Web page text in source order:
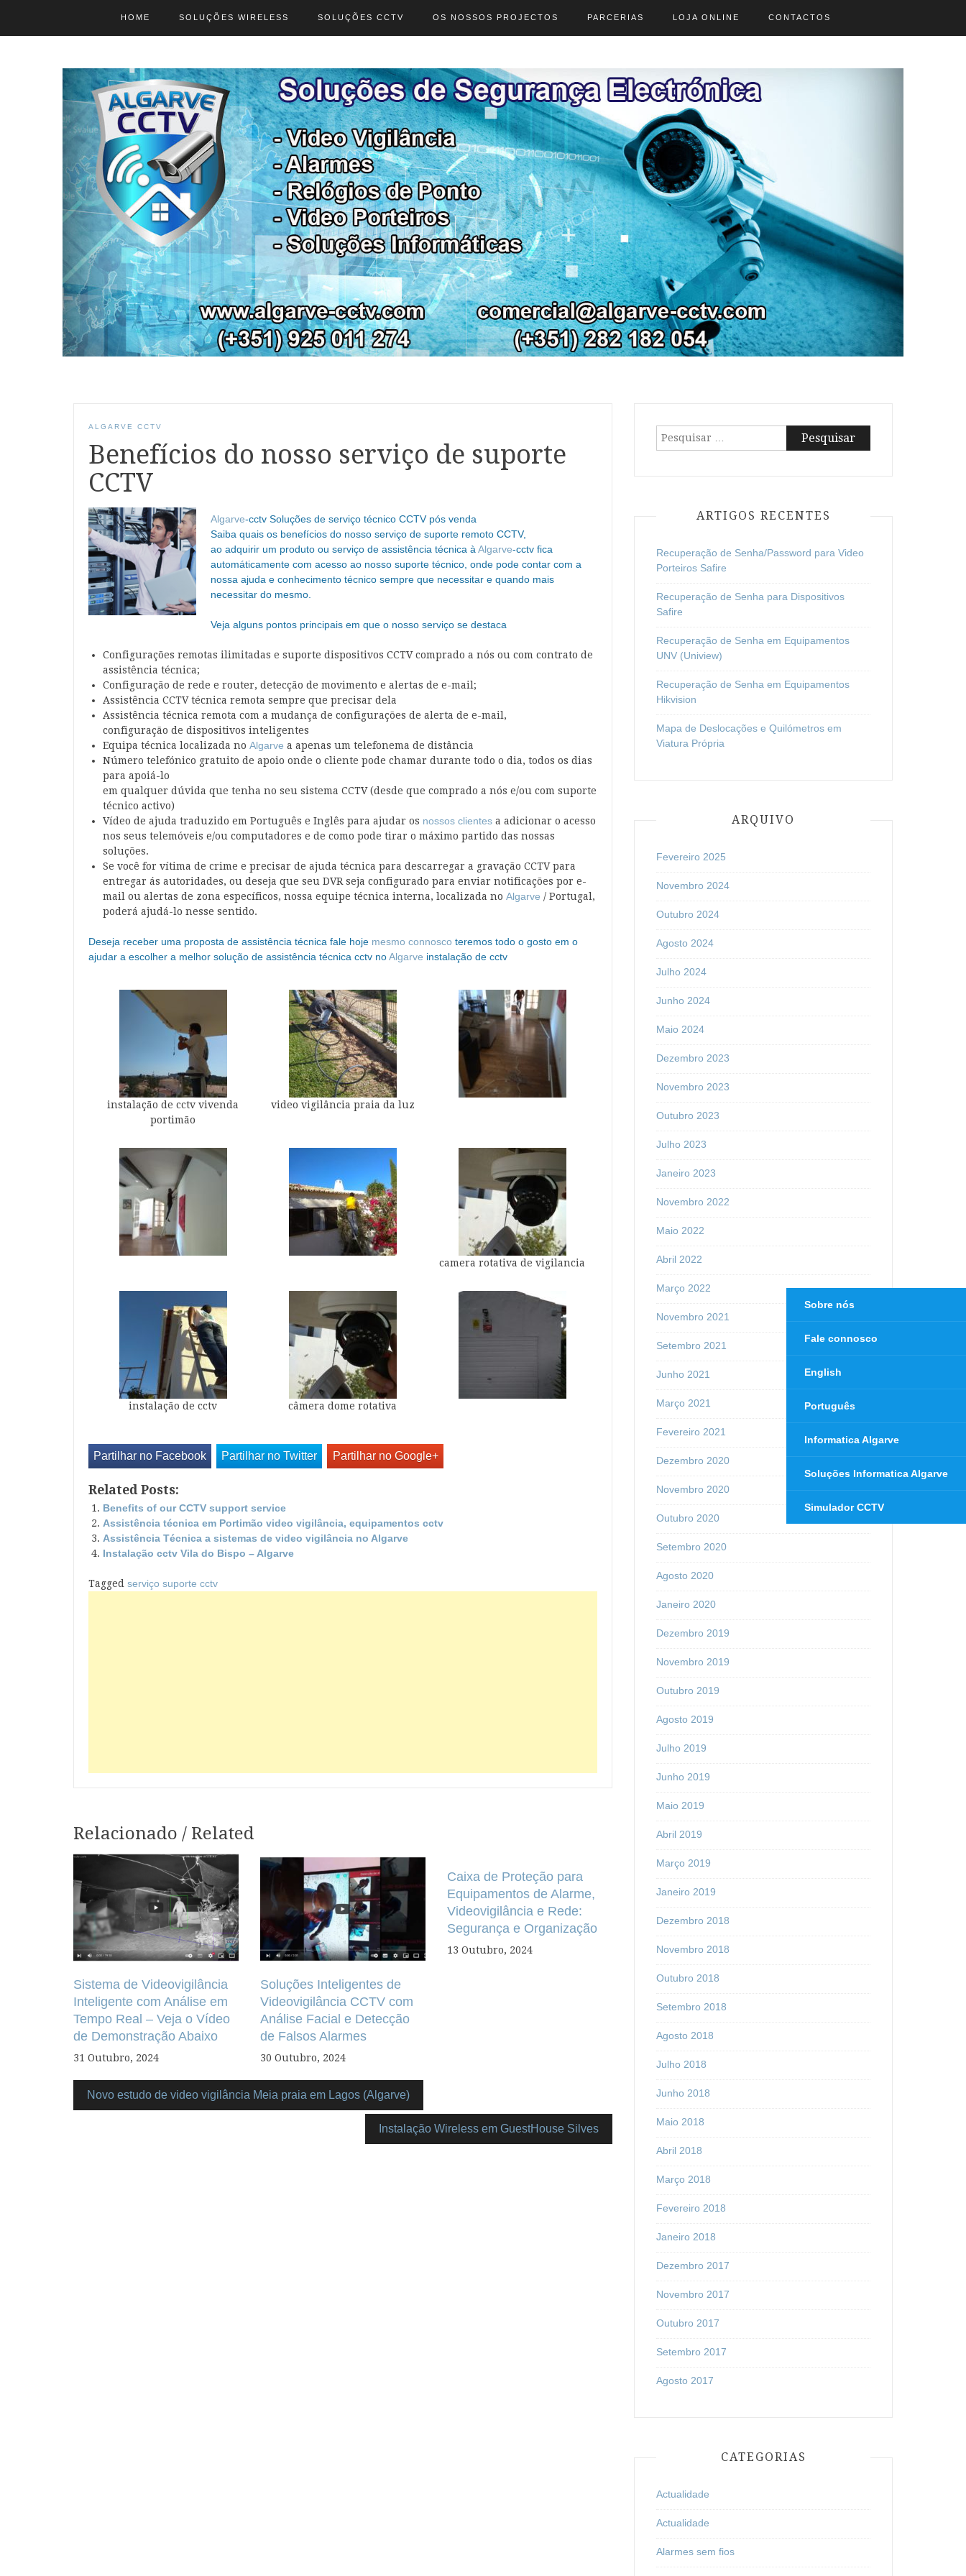
HOME SOLUÇÕES WIRELESS SOLUÇÕES CCTV OS NOSSOS PROJECTOS PARCERIAS LOJA ONLINE CONTACTOS
ALGARVE CCTV
Benefícios do nosso serviço de suporte
CCTV
Algarve-cctv Soluções de serviço técnico CCTV pós venda
Saiba quais os benefícios do nosso serviço de suporte remoto CCTV,
ao adquirir um produto ou serviço de assistência técnica à Algarve-cctv fica
automáticamente com acesso ao nosso suporte técnico, onde pode contar com a
nossa ajuda e conhecimento técnico sempre que necessitar e quando mais
necessitar do mesmo.
Veja alguns pontos principais em que o nosso serviço se destaca
Configurações remotas ilimitadas e suporte dispositivos CCTV comprado a nós ou com contrato de
assistência técnica;
Configuração de rede e router, detecção de movimento e alertas de e-mail;
Assistência CCTV técnica remota sempre que precisar dela
Assistência técnica remota com a mudança de configurações de alerta de e-mail,
configuração de dispositivos inteligentes
Equipa técnica localizada no Algarve a apenas um telefonema de distância
Número telefónico gratuito de apoio onde o cliente pode chamar durante todo o dia, todos os dias
para apoiá-lo
em qualquer dúvida que tenha no seu sistema CCTV (desde que comprado a nós e/ou com suporte
técnico activo)
Vídeo de ajuda traduzido em Português e Inglês para ajudar os nossos clientes a adicionar o acesso
nos seus telemóveis e/ou computadores e de como pode tirar o máximo partido das nossas
soluções.
Se você for vítima de crime e precisar de ajuda técnica para descarregar a gravação CCTV para
entregar ás autoridades, ou deseja que seu DVR seja configurado para enviar notificações por e-
mail ou alertas de zona específicos, nossa equipe técnica interna, localizada no Algarve / Portugal,
poderá ajudá-lo nesse sentido.
Deseja receber uma proposta de assistência técnica fale hoje mesmo connosco teremos todo o gosto em o
ajudar a escolher a melhor solução de assistência técnica cctv noAlgarve instalação de cctv
instalação de cctv vivenda
portimão
video vigilância praia da luz
camera rotativa de vigilancia
instalação de cctv câmera dome rotativa
Partilhar no Facebook Partilhar no Twitter Partilhar no Google+
Related Posts:
Benefits of our CCTV support service
Assistência técnica em Portimão video vigilância, equipamentos cctv
Assistência Técnica a sistemas de video vigilância no Algarve
Instalação cctv Vila do Bispo – Algarve
Tagged serviço suporte cctv
Relacionado / Related
Sistema de Videovigilância
Inteligente com Análise em
Tempo Real – Veja o Vídeo
de Demonstração Abaixo
31 Outubro, 2024
Soluções Inteligentes de
Videovigilância CCTV com
Análise Facial e Detecção
de Falsos Alarmes
30 Outubro, 2024
Caixa de Proteção para
Equipamentos de Alarme,
Videovigilância e Rede:
Segurança e Organização
13 Outubro, 2024
Navegação
de
artigos
Novo estudo de video vigilância Meia praia em Lagos (Algarve)
Instalação Wireless em GuestHouse Silves
Pesquisar
por:
ARTIGOS RECENTES
Recuperação de Senha/Password para Video
Porteiros Safire
Recuperação de Senha para Dispositivos
Safire
Recuperação de Senha em Equipamentos
UNV (Uniview)
Recuperação de Senha em Equipamentos
Hikvision
Mapa de Deslocações e Quilómetros em
Viatura Própria
ARQUIVO
Fevereiro 2025
Novembro 2024
Outubro 2024
Agosto 2024
Julho 2024
Junho 2024
Maio 2024
Dezembro 2023
Novembro 2023
Outubro 2023
Julho 2023
Janeiro 2023
Novembro 2022
Maio 2022
Abril 2022
Março 2022
Novembro 2021
Setembro 2021
Junho 2021
Março 2021
Fevereiro 2021
Dezembro 2020
Novembro 2020
Outubro 2020
Setembro 2020
Agosto 2020
Janeiro 2020
Dezembro 2019
Novembro 2019
Outubro 2019
Agosto 2019
Julho 2019
Junho 2019
Maio 2019
Abril 2019
Março 2019
Janeiro 2019
Dezembro 2018
Novembro 2018
Outubro 2018
Setembro 2018
Agosto 2018
Julho 2018
Junho 2018
Maio 2018
Abril 2018
Março 2018
Fevereiro 2018
Janeiro 2018
Dezembro 2017
Novembro 2017
Outubro 2017
Setembro 2017
Agosto 2017
CATEGORIAS
Actualidade
Actualidade
Alarmes sem fios
Sobre nós
Fale connosco
English
Português
Informatica Algarve
Soluções Informatica Algarve
Simulador CCTV